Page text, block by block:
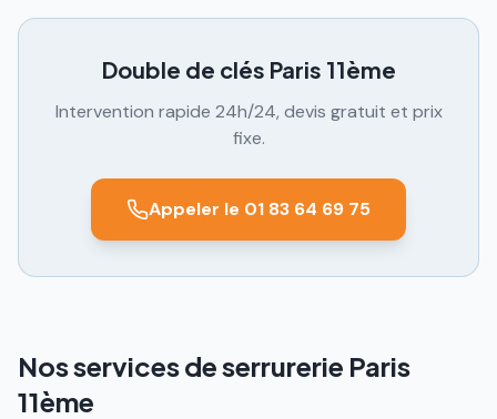
Double de clés Paris 11ème
Intervention rapide 24h/24, devis gratuit et prix
fixe.
Appeler le 01 83 64 69 75
Nos services de serrurerie Paris
11ème